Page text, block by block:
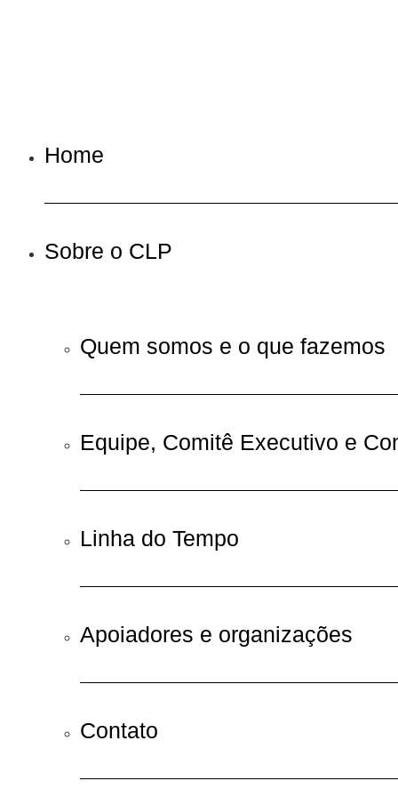
Home
Sobre o CLP
Quem somos e o que fazemos
Equipe, Comitê Executivo e
Linha do Tempo
Apoiadores e organizações
Contato